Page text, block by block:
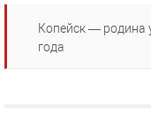
Копейск — родина
года